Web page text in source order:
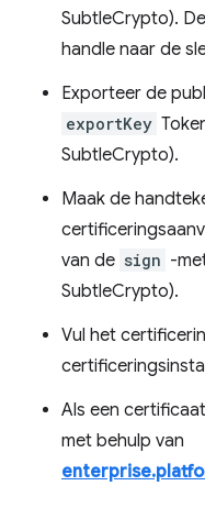
SubtleCrypto).
handle naar de
Exporteer de
exportKey
SubtleCrypto).
Maak de
van de sign -
SubtleCrypto).
Vul het
Als een
met behulp van